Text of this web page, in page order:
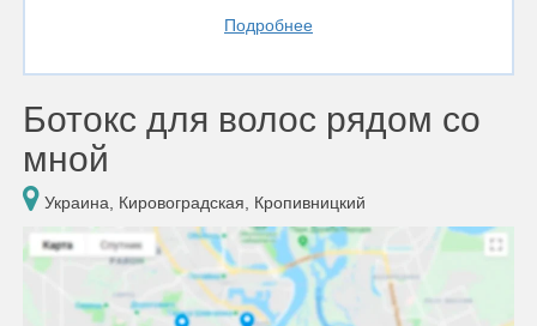
Подробнее
Ботокс для волос рядом со
мной
Украина, Кировоградская, Кропивницкий